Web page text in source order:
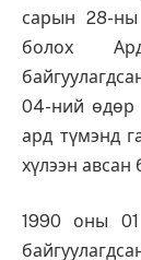
сарын 28-
болох
04-ний өдөр
ард түмэнд
хүлээн авсан
1990 оны